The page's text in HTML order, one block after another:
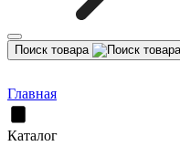
Поиск товара
Главная
Каталог